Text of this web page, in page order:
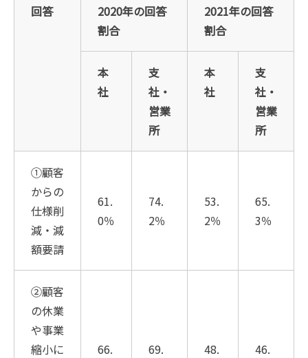
回答
2020年の回答
割合
2021年の回答
割合
本
社
支
社・
営業
所
本
社
支
社・
営業
所
①顧客
からの
仕様削
減・減
額要請
61.
0％
74.
2％
53.
2％
65.
3％
②顧客
の休業
や事業
縮小に
66.
69.
48.
46.